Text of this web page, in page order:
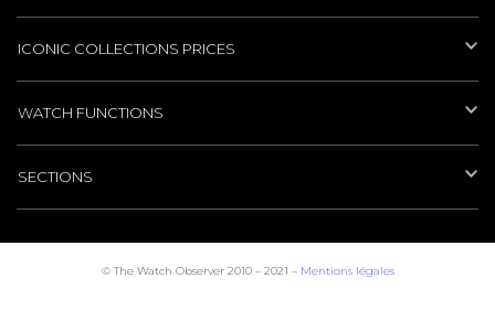
ICONIC COLLECTIONS PRICES
WATCH FUNCTIONS
SECTIONS
© The Watch Observer 2010 – 2021 – Mentions légales